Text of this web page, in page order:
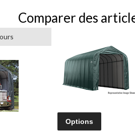
Comparer des
Options